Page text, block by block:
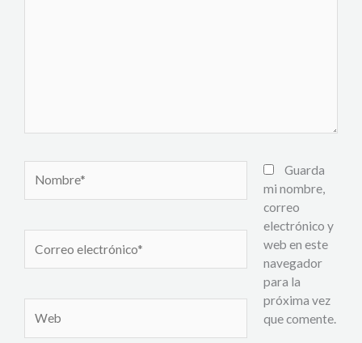
electrónico*
Guarda
mi nombre,
correo
electrónico y
web en este
navegador
para la
próxima vez
que comente.